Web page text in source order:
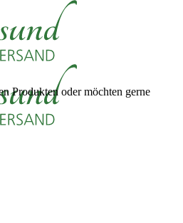
Produkten oder möchten gerne